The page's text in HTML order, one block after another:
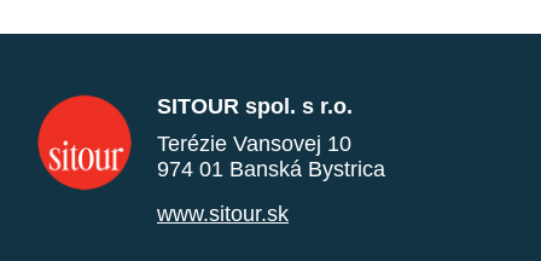
SITOUR spol. s r.o.
Terézie Vansovej 10
974 01 Banská Bystrica
www.sitour.sk